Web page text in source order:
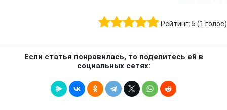
Рейтинг: 5 (1 голос)
Если статья понравилась, то поделитесь ей в
социальных сетях: